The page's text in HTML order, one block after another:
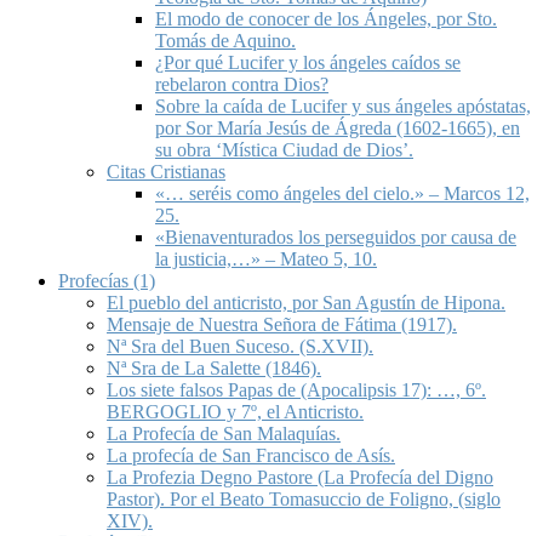
El modo de conocer de los Ángeles, por Sto.
Tomás de Aquino.
¿Por qué Lucifer y los ángeles caídos se
rebelaron contra Dios?
Sobre la caída de Lucifer y sus ángeles apóstatas,
por Sor María Jesús de Ágreda (1602-1665), en
su obra ‘Mística Ciudad de Dios’.
Citas Cristianas
«… seréis como ángeles del cielo.» – Marcos 12,
25.
«Bienaventurados los perseguidos por causa de
la justicia,…» – Mateo 5, 10.
Profecías (1)
El pueblo del anticristo, por San Agustín de Hipona.
Mensaje de Nuestra Señora de Fátima (1917).
Nª Sra del Buen Suceso. (S.XVII).
Nª Sra de La Salette (1846).
Los siete falsos Papas de (Apocalipsis 17): …, 6º.
BERGOGLIO y 7º, el Anticristo.
La Profecía de San Malaquías.
La profecía de San Francisco de Asís.
La Profezia Degno Pastore (La Profecía del Digno
Pastor). Por el Beato Tomasuccio de Foligno, (siglo
XIV).